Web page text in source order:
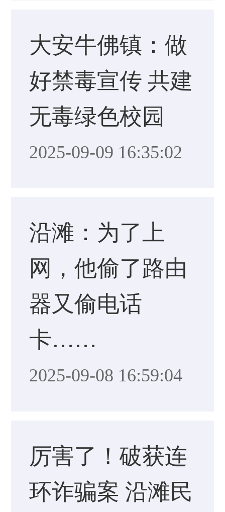
大安牛佛镇：做
好禁毒宣传 共建
无毒绿色校园
2025-09-09 16:35:02
沿滩：为了上
网，他偷了路由
器又偷电话
卡……
2025-09-08 16:59:04
厉害了！破获连
环诈骗案 沿滩民